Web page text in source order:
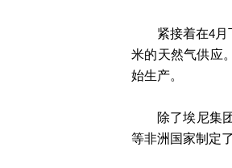
紧接着在4
米的天然气供应
始生产。
除了埃尼集
等非洲国家制定